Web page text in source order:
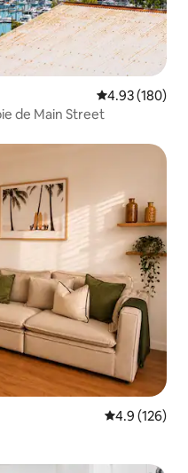
Calificación
4.93 (180)
de Main Street
Calificación
4.9 (126)